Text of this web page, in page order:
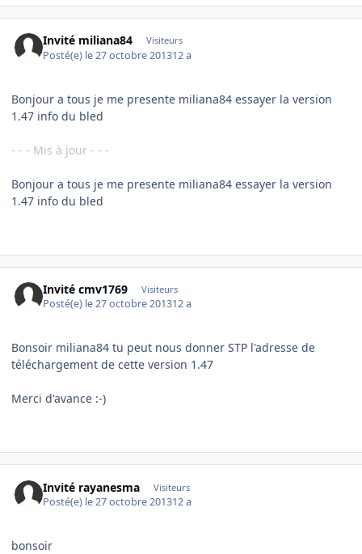
Invité miliana84 Visiteurs
Posté(e) le 27 octobre 201312 a
Bonjour a tous je me presente miliana84 essayer la version
1.47 info du bled
- - - Mis à jour - - -
Bonjour a tous je me presente miliana84 essayer la version
1.47 info du bled
Invité cmv1769 Visiteurs
Posté(e) le 27 octobre 201312 a
Bonsoir miliana84 tu peut nous donner STP l'adresse de
téléchargement de cette version 1.47
Merci d'avance :-)
Invité rayanesma Visiteurs
Posté(e) le 27 octobre 201312 a
bonsoir